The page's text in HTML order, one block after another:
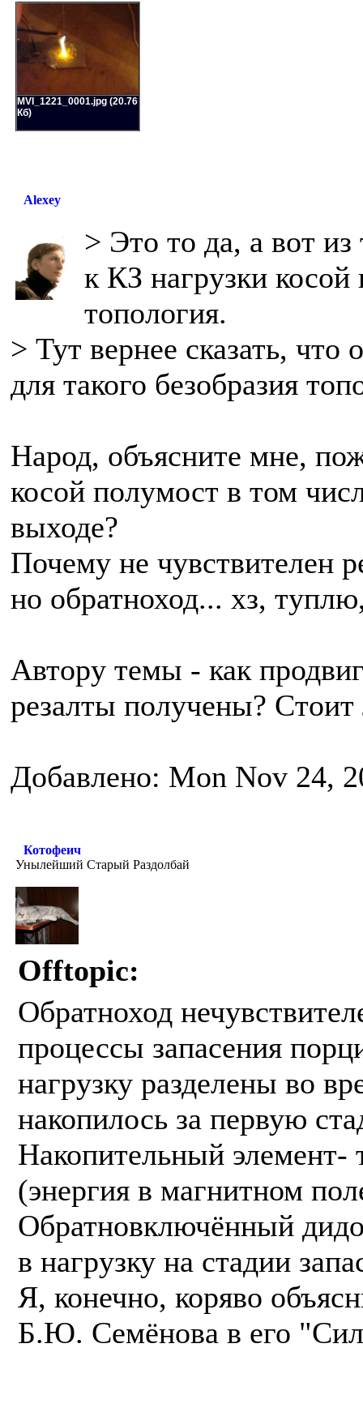
MVI_1221_0001.jpg (20.76
Кб)
Alexey
> Это то да, а вот
к КЗ нагрузки
топология.
> Тут вернее сказать,
для такого безобразия
Народ, объясните мне,
косой полумост в том
выходе?
Почему не чувствителен
но обратноход... хз,
Автору темы - как
резалты получены?
Добавлено: Mon Nov 24,
Котофеич
Унылейший Старый Раздолбай
Offtopic:
Обратноход
процессы запасения
нагрузку разделены во
накопилось за первую
Накопительный элемент-
(энергия в магнитном
Обратновключённый
в нагрузку на стадии
Я, конечно, коряво
Б.Ю. Семёнова в его